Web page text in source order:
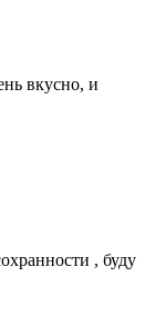
вкусно, и
, буду